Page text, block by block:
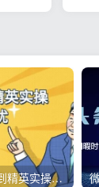
2022Tiktok从小白到精英实操，0-1保姆级实操全程无忧，多种变现赚钱方式